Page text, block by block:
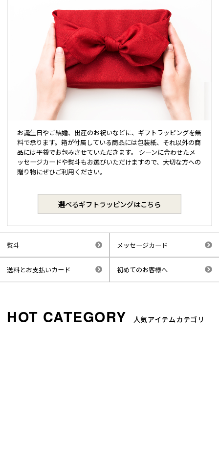
お誕生日やご結婚、出産のお祝いなどに、ギフトラッピングを無
料で承ります。箱が付属している商品には包装紙、それ以外の商
品には平袋でお包みさせていただきます。 シーンに合わせたメ
ッセージカードや熨斗もお選びいただけますので、大切な方への
贈り物にぜひご利用ください。
選べるギフトラッピングはこちら
熨斗 メッセージカード
送料とお支払いカード 初めてのお客様へ
人気アイテムカテゴリ